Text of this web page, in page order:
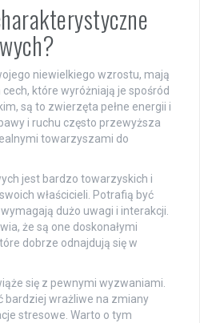
niewielkiego wzrostu, mają
które wyróżniają je spośród
są to zwierzęta pełne energii i
i ruchu często przewyższa
towarzyszami do
jest bardzo towarzyskich i
właścicieli. Potrafią być
dużo uwagi i interakcji.
że są one doskonałymi
dobrze odnajdują się w
się z pewnymi wyzwaniami.
bardziej wrażliwe na zmiany
stresowe. Warto o tym